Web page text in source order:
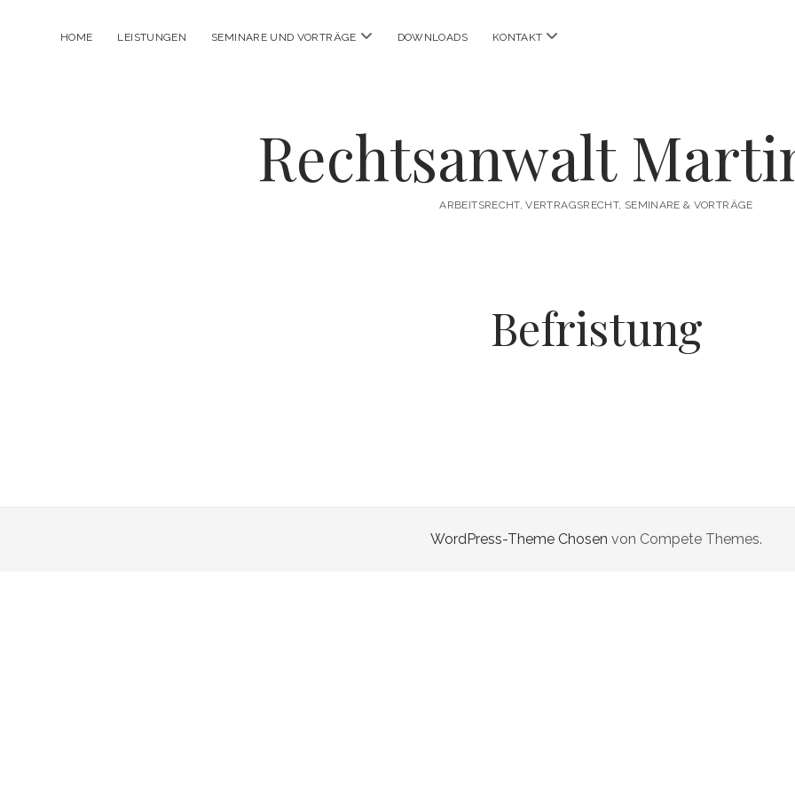
HOME LEISTUNGEN SEMINARE UND VORTRÄGE Menü
DOWNLOADS KONTAKT Menü
Rechtsanwalt
ARBEITSRECHT, VERTRAGSRECHT, SEMINARE & VORTRÄGE
Befristung
WordPress-Theme Chosen von Compete Themes.